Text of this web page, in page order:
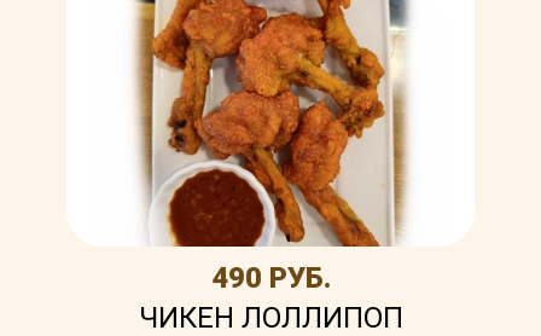
490 РУБ.
ЧИКЕН ЛОЛЛИПОП